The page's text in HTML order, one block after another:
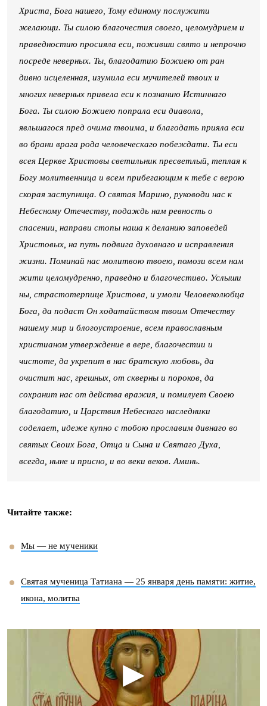
Христа, Бога нашего, Тому единому послужити
желающи. Ты силою благочестия своего, целомудрием и
праведностию просияла еси, поживши свято и непрочно
посреде неверных. Ты, благодатию Божиею от ран
дивно исцеленная, изумила еси мучителей твоих и
многих неверных привела еси к познанию Истиннаго
Бога. Ты силою Божиею попрала еси диавола,
явльшагося пред очима твоима, и благодать прияла еси
во брани врага рода человеческаго побеждати. Ты еси
всея Церкве Христовы светильник пресветлый, теплая к
Богу молитвенница и всем прибегающим к тебе с верою
скорая заступница. О святая Марино, руководи нас к
Небесному Отечеству, подаждь нам ревность о
спасении, направи стопы наша к деланию заповедей
Христовых, на путь подвига духовнаго и исправления
жизни. Поминай нас молитвою твоею, помози всем нам
жити целомудренно, праведно и благочестиво. Услыши
ны, страстотерпице Христова, и умоли Человеколюбца
Бога, да подаст Он ходатайством твоим Отечеству
нашему мир и блогоустроение, всем православным
христианом утверждение в вере, благочестии и
чистоте, да укрепит в нас братскую любовь, да
очистит нас, грешных, от скверны и пороков, да
сохранит нас от действа вражия, и помилует Своею
благодатию, и Царствия Небеснаго наследники
соделает, идеже купно с тобою прославим дивнаго во
святых Своих Бога, Отца и Сына и Святаго Духа,
всегда, ныне и присно, и во веки веков. Аминь.
Читайте также:
Мы — не мученики
Святая мученица Татиана — 25 января день памяти: житие,
икона, молитва